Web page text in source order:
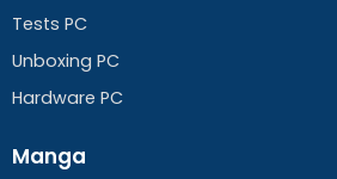
Tests PC
Unboxing PC
Hardware PC
Manga